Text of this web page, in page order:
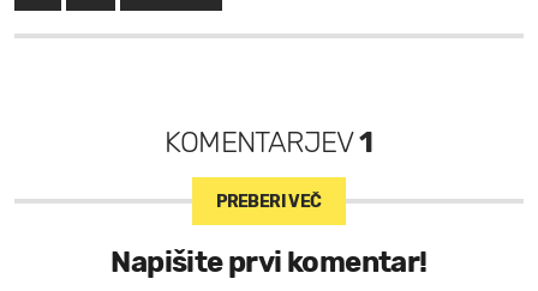
KOMENTARJEV1
PREBERI VEČ
Napišite prvi komentar!